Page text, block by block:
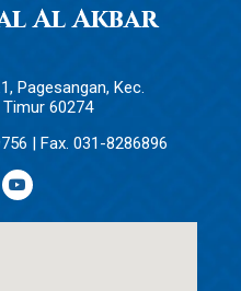
Al Akbar
Pagesangan, Kec.
60274
| Fax. 031-8286896